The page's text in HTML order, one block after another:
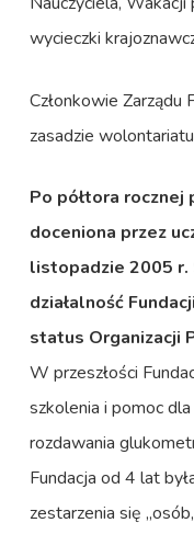
wycieczki
Członkowie Zarządu
zasadzie
Po półtora rocznej
doceniona przez
listopadzie 2005 r.
działalność
status Organizacji
W przeszłości
szkolenia i pomoc
rozdawania
Fundacja od 4 lat
zestarzenia się